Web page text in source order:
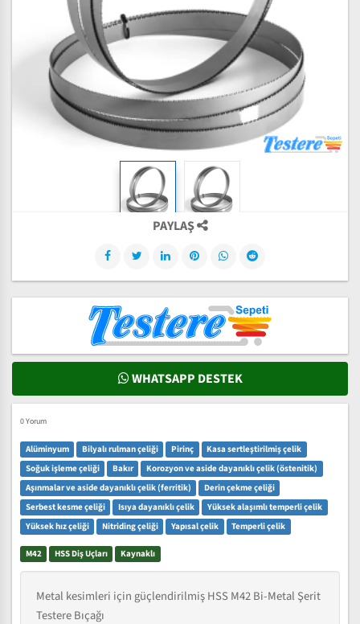
PAYLAŞ
WHATSAPP DESTEK
0 Yorum
Alüminyum Bilyalı rulman çeliği Pirinç
Kasa sertleştirilmiş çelik
Soğuk işleme çeliği
Bakır
Korozyon ve aside dayanıklı çelik (östenitik)
Aşınmalar ve aside dayanıklı çelik (ferritik)
Derin çekme çeliği
Serbest kesme çeliği
Isıya dayanıklı çelik
Yüksek alaşımlı temperli çelik
Yüksek hız çeliği
Nitriding çeliği Yapısal çelik Temperli çelik
M42 HSS Diş Uçları Kaynaklı
Metal kesimleri için güçlendirilmiş HSS M42 Bi-Metal Şerit
Testere Bıçağı